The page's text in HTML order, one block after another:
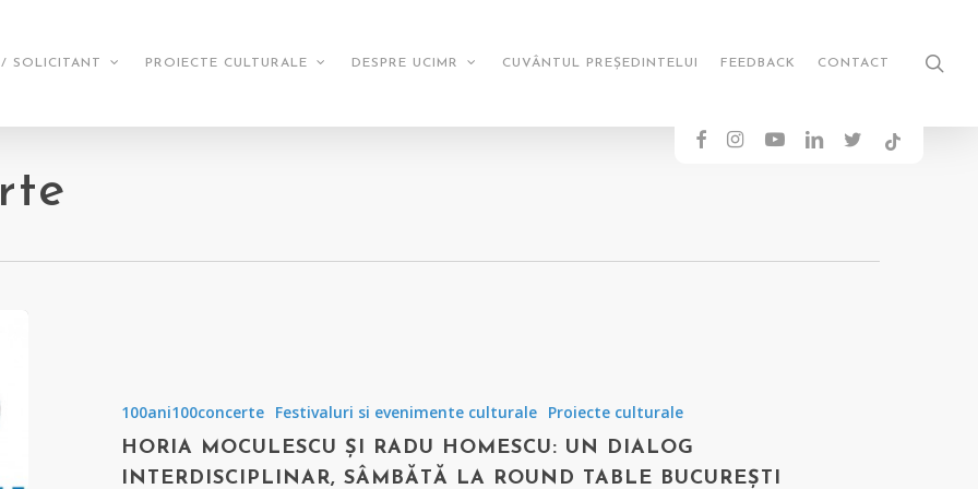
SOLICITANT PROIECTE CULTURALE DESPRE UCIMR CUVÂNTUL PREȘEDINTELUI FEEDBACK CONTACT
FACEBOOK
INSTAGRAMYOUTUBELINKEDINTWITTERTIKTOK
100ani100concerte Festivaluri si evenimente culturale Proiecte culturale
HORIA MOCULESCU ȘI RADU HOMESCU: UN DIALOG
INTERDISCIPLINAR, SÂMBĂTĂ LA ROUND TABLE BUCUREȘTI